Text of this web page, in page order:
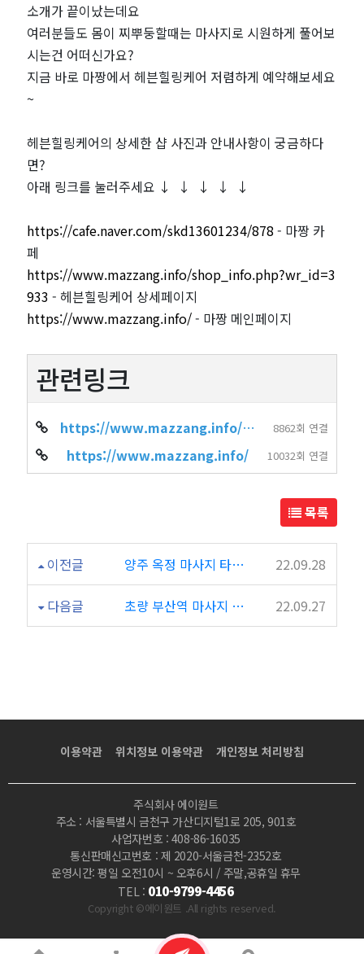
소개가 끝이났는데요
여러분들도 몸이 찌뿌둥할때는 마사지로 시원하게 풀어보
시는건 어떠신가요?
지금 바로 마짱에서 헤븐힐링케어 저렴하게 예약해보세요
~
헤븐힐링케어의 상세한 샵 사진과 안내사항이 궁금하다
면?
아래 링크를 눌러주세요 ↓ ↓ ↓ ↓ ↓
https://cafe.naver.com/skd13601234/878 - 마짱 카
페
https://www.mazzang.info/shop_info.php?wr_id=3
933 - 헤븐힐링케어 상세페이지
https://www.mazzang.info/- 마짱 메인페이지
관련링크
https://www.mazzang.info/shop_info.php?wr_id=3933 8862회 연결
https://www.mazzang.info/ 10032회 연결
목록
이전글 양주 옥정 마사지 타이 마사지 태국왓포 22.09.28
다음글 초량 부산역 마사지 타이 마사지 타이타닉 22.09.27
이용약관 위치정보 이용약관 개인정보 처리방침
주식회사 에이원트
주소 : 서울특별시 금천구 가산디지털1로 205, 901호
사업자번호 : 408-86-16035
통신판매신고번호 : 제 2020-서울금천-2352호
운영시간: 평일 오전10시 ~ 오후6시 / 주말,공휴일 휴무
TEL : 010-9799-4456
Copyright ©에이원트 .All rights reserved.